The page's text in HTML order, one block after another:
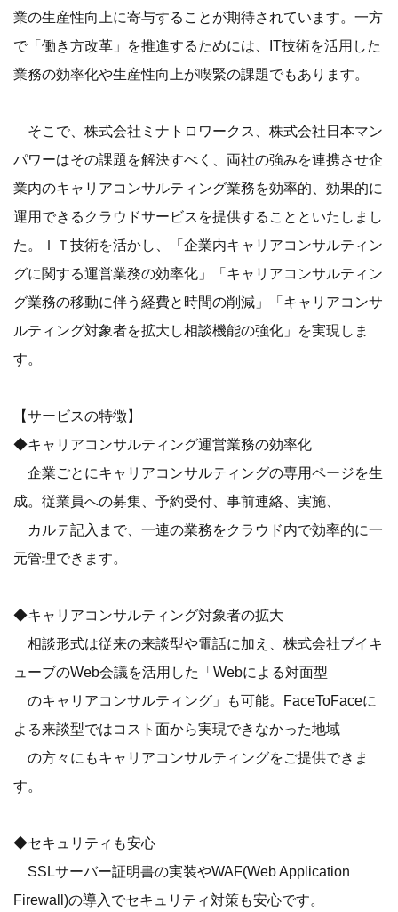
業の生産性向上に寄与することが期待されています。一方
で「働き方改革」を推進するためには、IT技術を活用した
業務の効率化や生産性向上が喫緊の課題でもあります。
そこで、株式会社ミナトロワークス、株式会社日本マン
パワーはその課題を解決すべく、両社の強みを連携させ企
業内のキャリアコンサルティング業務を効率的、効果的に
運用できるクラウドサービスを提供することといたしまし
た。ＩＴ技術を活かし、「企業内キャリアコンサルティン
グに関する運営業務の効率化」「キャリアコンサルティン
グ業務の移動に伴う経費と時間の削減」「キャリアコンサ
ルティング対象者を拡大し相談機能の強化」を実現しま
す。
【サービスの特徴】
◆キャリアコンサルティング運営業務の効率化
企業ごとにキャリアコンサルティングの専用ページを生
成。従業員への募集、予約受付、事前連絡、実施、
カルテ記入まで、一連の業務をクラウド内で効率的に一
元管理できます。
◆キャリアコンサルティング対象者の拡大
相談形式は従来の来談型や電話に加え、株式会社ブイキ
ューブのWeb会議を活用した「Webによる対面型
のキャリアコンサルティング」も可能。FaceToFaceに
よる来談型ではコスト面から実現できなかった地域
の方々にもキャリアコンサルティングをご提供できま
す。
◆セキュリティも安心
SSLサーバー証明書の実装やWAF(Web Application
Firewall)の導入でセキュリティ対策も安心です。